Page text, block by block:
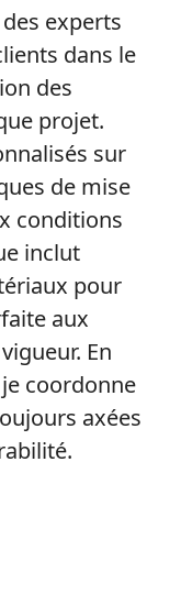
experts
dans le
des
projet.
sur
de mise
conditions
inclut
pour
aux
En
coordonne
axées